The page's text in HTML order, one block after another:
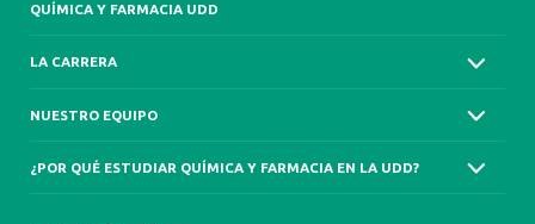
QUÍMICA Y FARMACIA UDD
LA CARRERA
NUESTRO EQUIPO
¿POR QUÉ ESTUDIAR QUÍMICA Y FARMACIA EN LA UDD?